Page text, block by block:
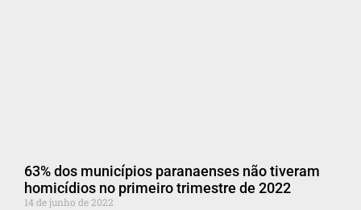
63% dos municípios paranaenses não tiveram
homicídios no primeiro trimestre de 2022
14 de junho de 2022